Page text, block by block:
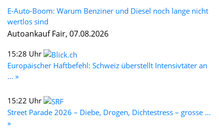
E-Auto-Boom: Warum Benziner und Diesel noch lange nicht
wertlos sind
Autoankauf Fair, 07.08.2026
15:28 Uhr
Europäischer Haftbefehl: Schweiz überstellt Intensivtäter an
... »
15:22 Uhr
Street Parade 2026 – Diebe, Drogen, Dichtestress – grosse ...
»